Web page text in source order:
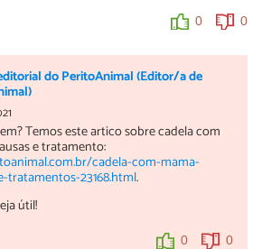
0 0
do PeritoAnimal (Editor/a de
Temos este artico sobre cadela com
e tratamento:
cadela-com-mama-
tratamentos-23168.html.
útil!
0 0